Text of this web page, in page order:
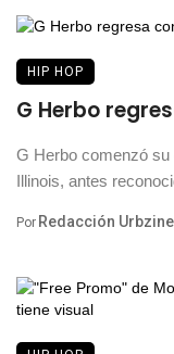
HIP HOP
G Herbo
G Herbo comenzó su
Illinois, antes
Por Redacción Urbzine